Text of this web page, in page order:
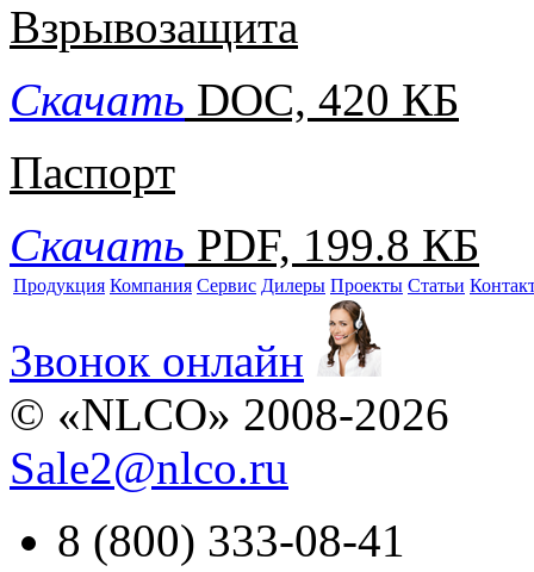
Взрывозащита
Скачать DOC, 420 КБ
Паспорт
Скачать PDF, 199.8 КБ
Продукция Компания Сервис Дилеры Проекты Статьи
Звонок онлайн
© «NLCO» 2008-2026
Sale2@nlco.ru
8 (800) 333-08-41